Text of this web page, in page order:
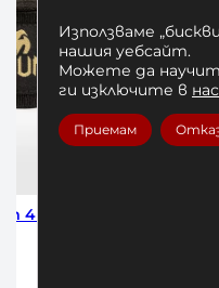
2.5м
Използваме
нашия уебсайт.
Можете да
ги изключите в
Приемам